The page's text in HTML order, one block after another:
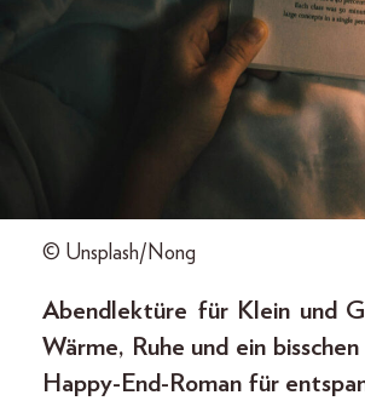
© Unsplash/Nong
Abendlektüre für Klein und
Wärme, Ruhe und ein
Happy-End-Roman für